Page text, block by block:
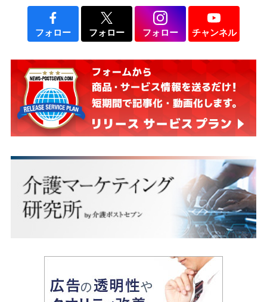
フォロー フォロー フォロー チャンネル